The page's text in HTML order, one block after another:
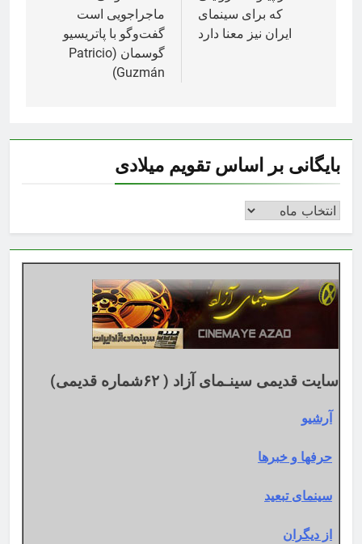
که برای سینمای
ایران نیز معنا دارد
ماجراجویی است
گفت‌وگو با پاتریسیو
گوسمان (Patricio
Guzmán)
بایگانی بر اساس تقویم میلادی
بایگانی
اساس
تقویم
میلادی
سایت قدیمی سینـمای آزاد ( ۶۲شماره قدیمی)
آرشیو
حرفها و خبرها
سینمای تبعید
از دیگران